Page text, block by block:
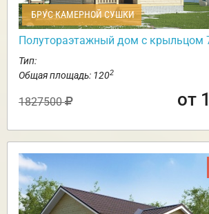
БРУС КАМЕРНОЙ СУШКИ
Полутораэтажный дом с крыльцом
Тип:
Общая площадь: 1202
1827500 от